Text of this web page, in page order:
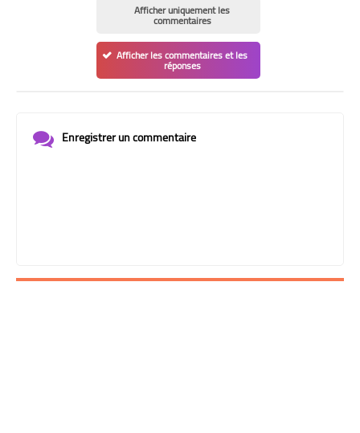
Afficher uniquement les
commentaires
Afficher les commentaires et les
réponses
Enregistrer un commentaire